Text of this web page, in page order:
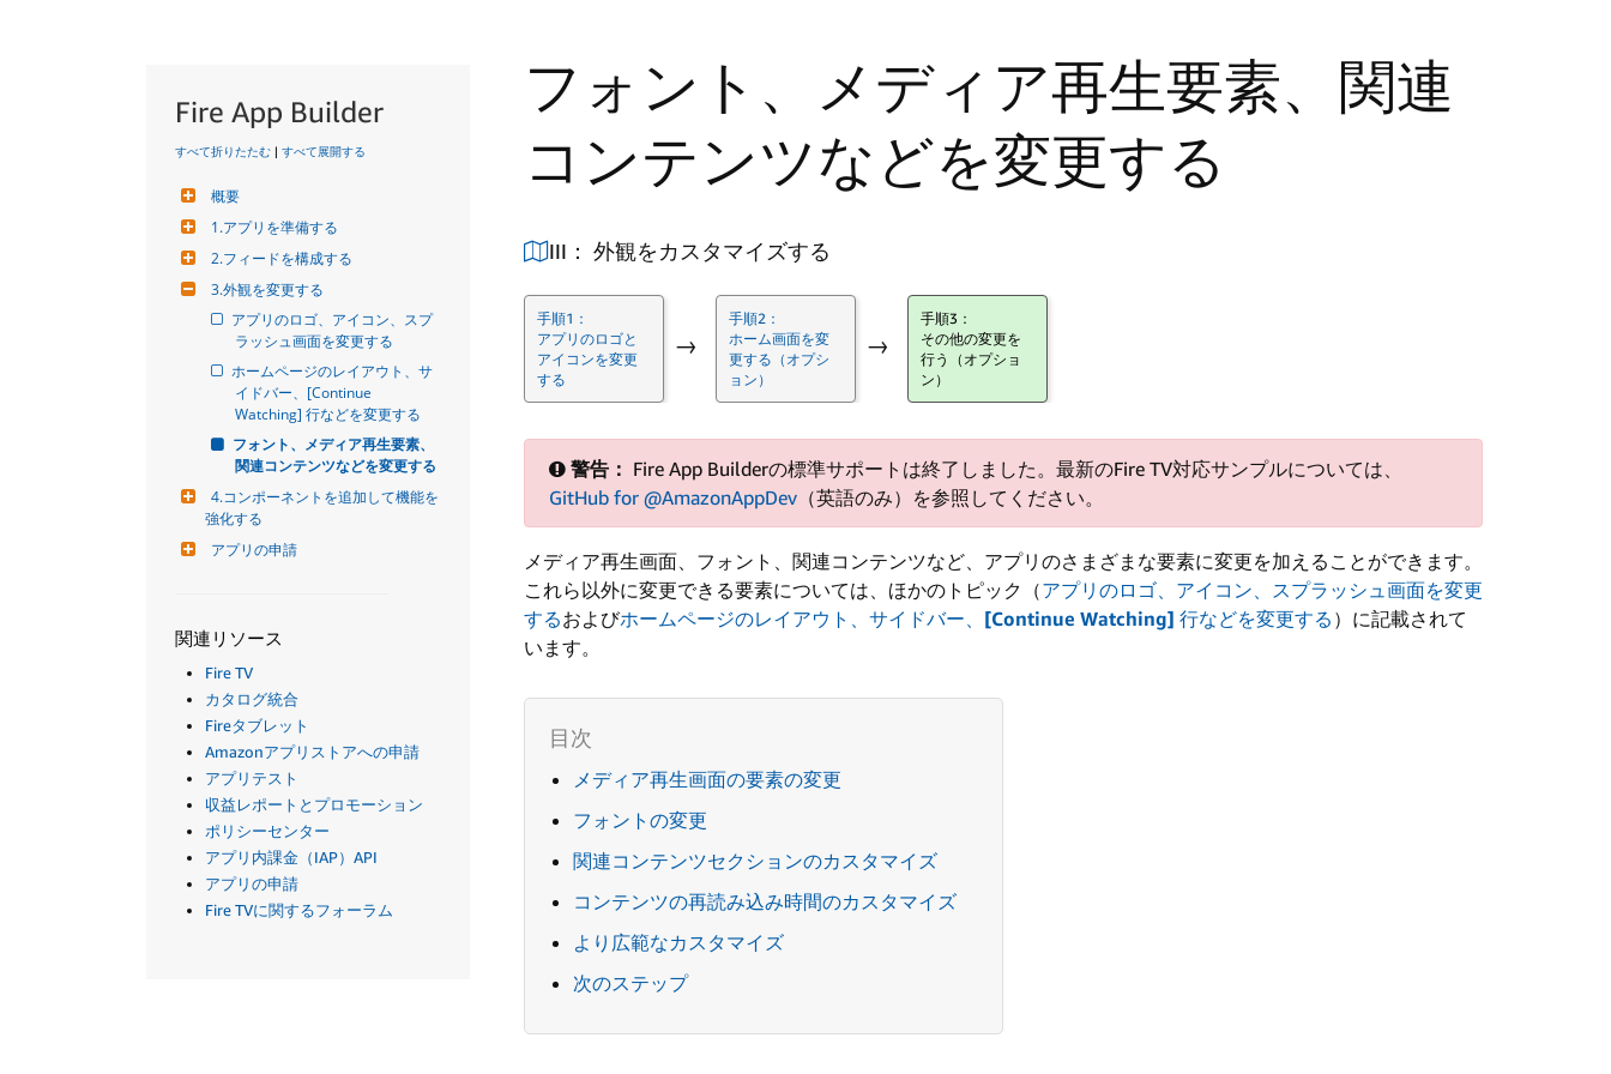
Fire App Builder
すべて折りたたむ | すべて展開する
概要
1.アプリを準備する
2.フィードを構成する
3.外観を変更する
アプリのロゴ、アイコン、スプ
ラッシュ画面を変更する
ホームページのレイアウト、サ
イドバー、[Continue
Watching] 行などを変更する
フォント、メディア再生要素、
関連コンテンツなどを変更する
4.コンポーネントを追加して機能を
強化する
アプリの申請
関連リソース
Fire TV
カタログ統合
Fireタブレット
Amazonアプリストアへの申請
アプリテスト
収益レポートとプロモーション
ポリシーセンター
アプリ内課金（IAP）API
アプリの申請
Fire TVに関するフォーラム
フォント、メディア再生要素、関連
コンテンツなどを変更する
III： 外観をカスタマイズする
手順1：
アプリのロゴと
アイコンを変更
する
→
手順2：
ホーム画面を変
更する（オプシ
ョン）
→
手順3：
その他の変更を
行う（オプショ
ン）
警告： Fire App Builderの標準サポートは終了しました。最新のFire TV対応サンプルについては、
GitHub for @AmazonAppDev （英語のみ）を参照してください。
メディア再生画面、フォント、関連コンテンツなど、アプリのさまざまな要素に変更を加えることができます。
これら以外に変更できる要素については、ほかのトピック（アプリのロゴ、アイコン、スプラッシュ画面を変更
するおよびホームページのレイアウト、サイドバー、 [Continue Watching] 行などを変更する ）に記載されて
います。
メディア再生画面の要素の変更
フォントの変更
関連コンテンツセクションのカスタマイズ
コンテンツの再読み込み時間のカスタマイズ
より広範なカスタマイズ
次のステップ